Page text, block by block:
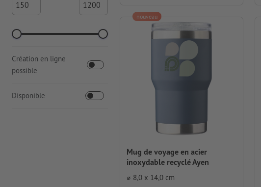
Création en ligne
possible
Disponible
Mug de voyage en acier
inoxydable recyclé Ayen
⌀ 8,0 x 14,0 cm
nouveau